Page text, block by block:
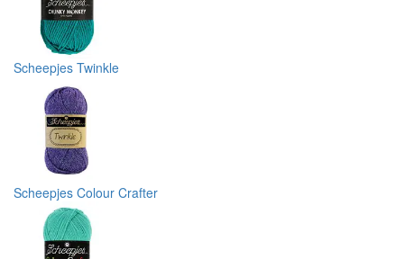
Scheepjes Twinkle
Scheepjes Colour Crafter